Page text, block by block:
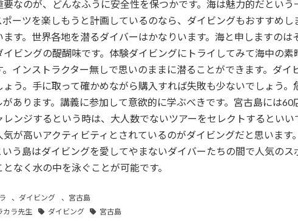
なのが、どんなふうに安全性を保つかです。海は魅力的だとい
ーツを楽しもうと計画しているのなら、ダイビングもおすすめ
す。世界各地を潜るダイバーはかなりいます。海と申しますの
ビングの醍醐味です。体験ダイビングにトライしてみて海中の
インストラクター無しで思いのままに潜ることができます。ダ
う。手に取って確かめながら購入すれば失敗も少ないでしょう
あります。講義に参加して意欲的に学ぶべきです。宮古島には
ンジするという時は、大人数でないツアーをセレクトするとい
が高いアクティビティとされているのがダイビングだと思いま
う島はダイビングを愛してやまないダイバーたちの間で人気の
なく水の中を泳ぐことが可能です。
、 ダイビング 、 宮古島
カラ先生 ダイビング 宮古島